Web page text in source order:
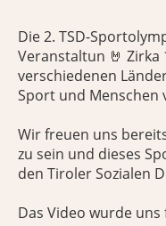
Die 2. TSD-
Veranstaltun 🤘 Zirka
verschiedenen
Sport und Menschen
Wir freuen uns
zu sein und dieses
den Tiroler Sozialen
Das Video wurde